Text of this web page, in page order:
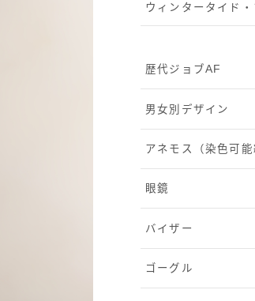
ウィンタータイド・
歴代ジョブAF
男女別デザイン
アネモス（染色可能
眼鏡
バイザー
ゴーグル